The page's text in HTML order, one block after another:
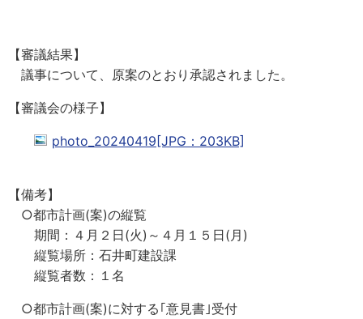
【審議結果】
議事について、原案のとおり承認されました。
【審議会の様子】
photo_20240419[JPG：203KB]
【備考】
○都市計画(案)の縦覧
期間：４月２日(火)～４月１５日(月)
縦覧場所：石井町建設課
縦覧者数：１名
○都市計画(案)に対する｢意見書｣受付